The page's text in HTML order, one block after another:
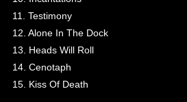
11. Testimony
12. Alone In The Dock
13. Heads Will Roll
14. Cenotaph
15. Kiss Of Death